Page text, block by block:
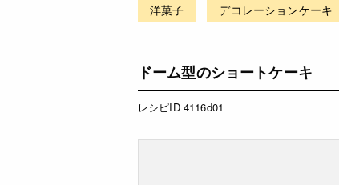
洋菓子 デコレーションケーキ
ドーム型のショートケーキ
レシピID 4116d01